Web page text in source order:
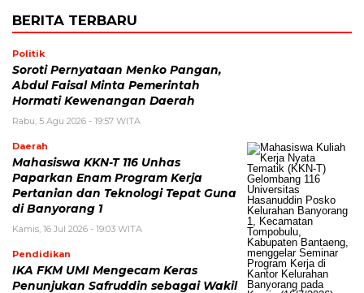
BERITA TERBARU
Politik
Soroti Pernyataan Menko Pangan,
Abdul Faisal Minta Pemerintah
Hormati Kewenangan Daerah
Rabu, 5 Agu 2026 - 19:57 WITA
Daerah
Mahasiswa KKN-T 116 Unhas
Paparkan Enam Program Kerja
Pertanian dan Teknologi Tepat Guna
di Banyorang 1
Kamis, 16 Jul 2026 - 19:03 WITA
Pendidikan
IKA FKM UMI Mengecam Keras
Penunjukan Safruddin sebagai Wakil